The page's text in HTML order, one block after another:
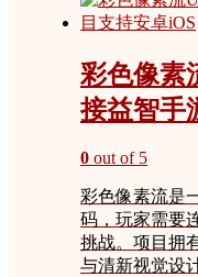
彩色像素
接益智手
0 out of 5
彩色像素流是
码，玩家需要
挑战。项目拥
与清新视觉设